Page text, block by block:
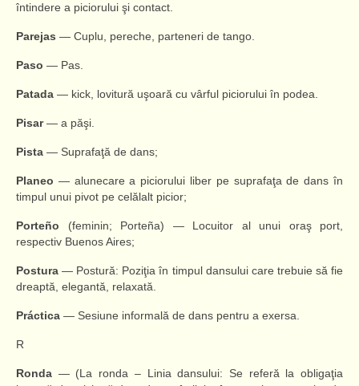
întindere a piciorului şi contact.
Parejas — Cuplu, pereche, parteneri de tango.
Paso — Pas.
Patada — kick, lovitură uşoară cu vârful piciorului în podea.
Pisar— a păşi.
Pista — Suprafaţă de dans;
Planeo — alunecare a piciorului liber pe suprafaţa de dans în
timpul unui pivot pe celălalt picior;
Porteño (feminin; Porteña) — Locuitor al unui oraş port,
respectiv Buenos Aires;
Postura — Postură: Poziţia în timpul dansului care trebuie să fie
dreaptă, elegantă, relaxată.
Práctica — Sesiune informală de dans pentru a exersa.
R
Ronda — (La ronda – Linia dansului: Se referă la obligaţia